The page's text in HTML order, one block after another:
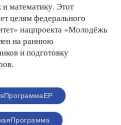
математику. Этот
целям федерального
нацпроекта «Молодёжь
на раннюю
и подготовку